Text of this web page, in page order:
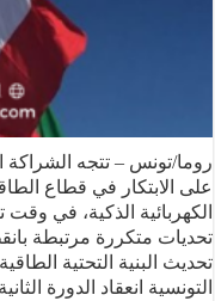
– تتجه الشراكة
في قطاع الطاقة
الذكية، في وقت تواجه
متكررة مرتبطة
البنية التحتية الطاقية
انعقاد الدورة الثانية من